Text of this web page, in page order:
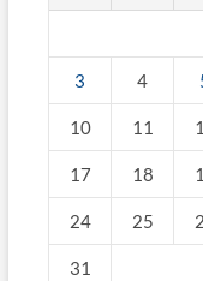
3 4
10 11
17 18
24 25
31